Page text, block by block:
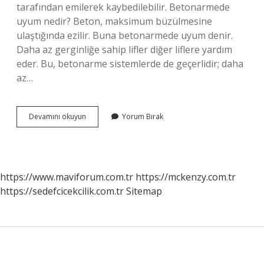
tarafından emilerek kaybedilebilir. Betonarmede
uyum nedir? Beton, maksimum büzülmesine
ulaştığında ezilir. Buna betonarmede uyum denir.
Daha az gerginliğe sahip lifler diğer liflere yardım
eder. Bu, betonarme sistemlerde de geçerlidir; daha
az…
Devamını okuyun Betonarme
Elemanlarda
Nedir
Yorum Bırak
https://www.maviforum.com.tr https://mckenzy.com.tr
https://sedefcicekcilik.com.trSitemap